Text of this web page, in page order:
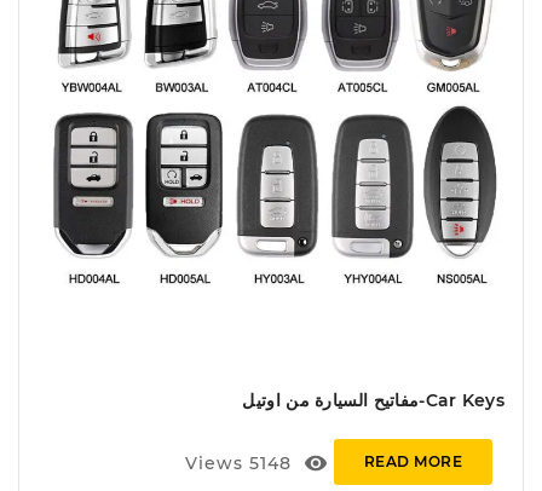
Car Keys-مفاتيح السيارة من اوتيل
READ MORE
visibility